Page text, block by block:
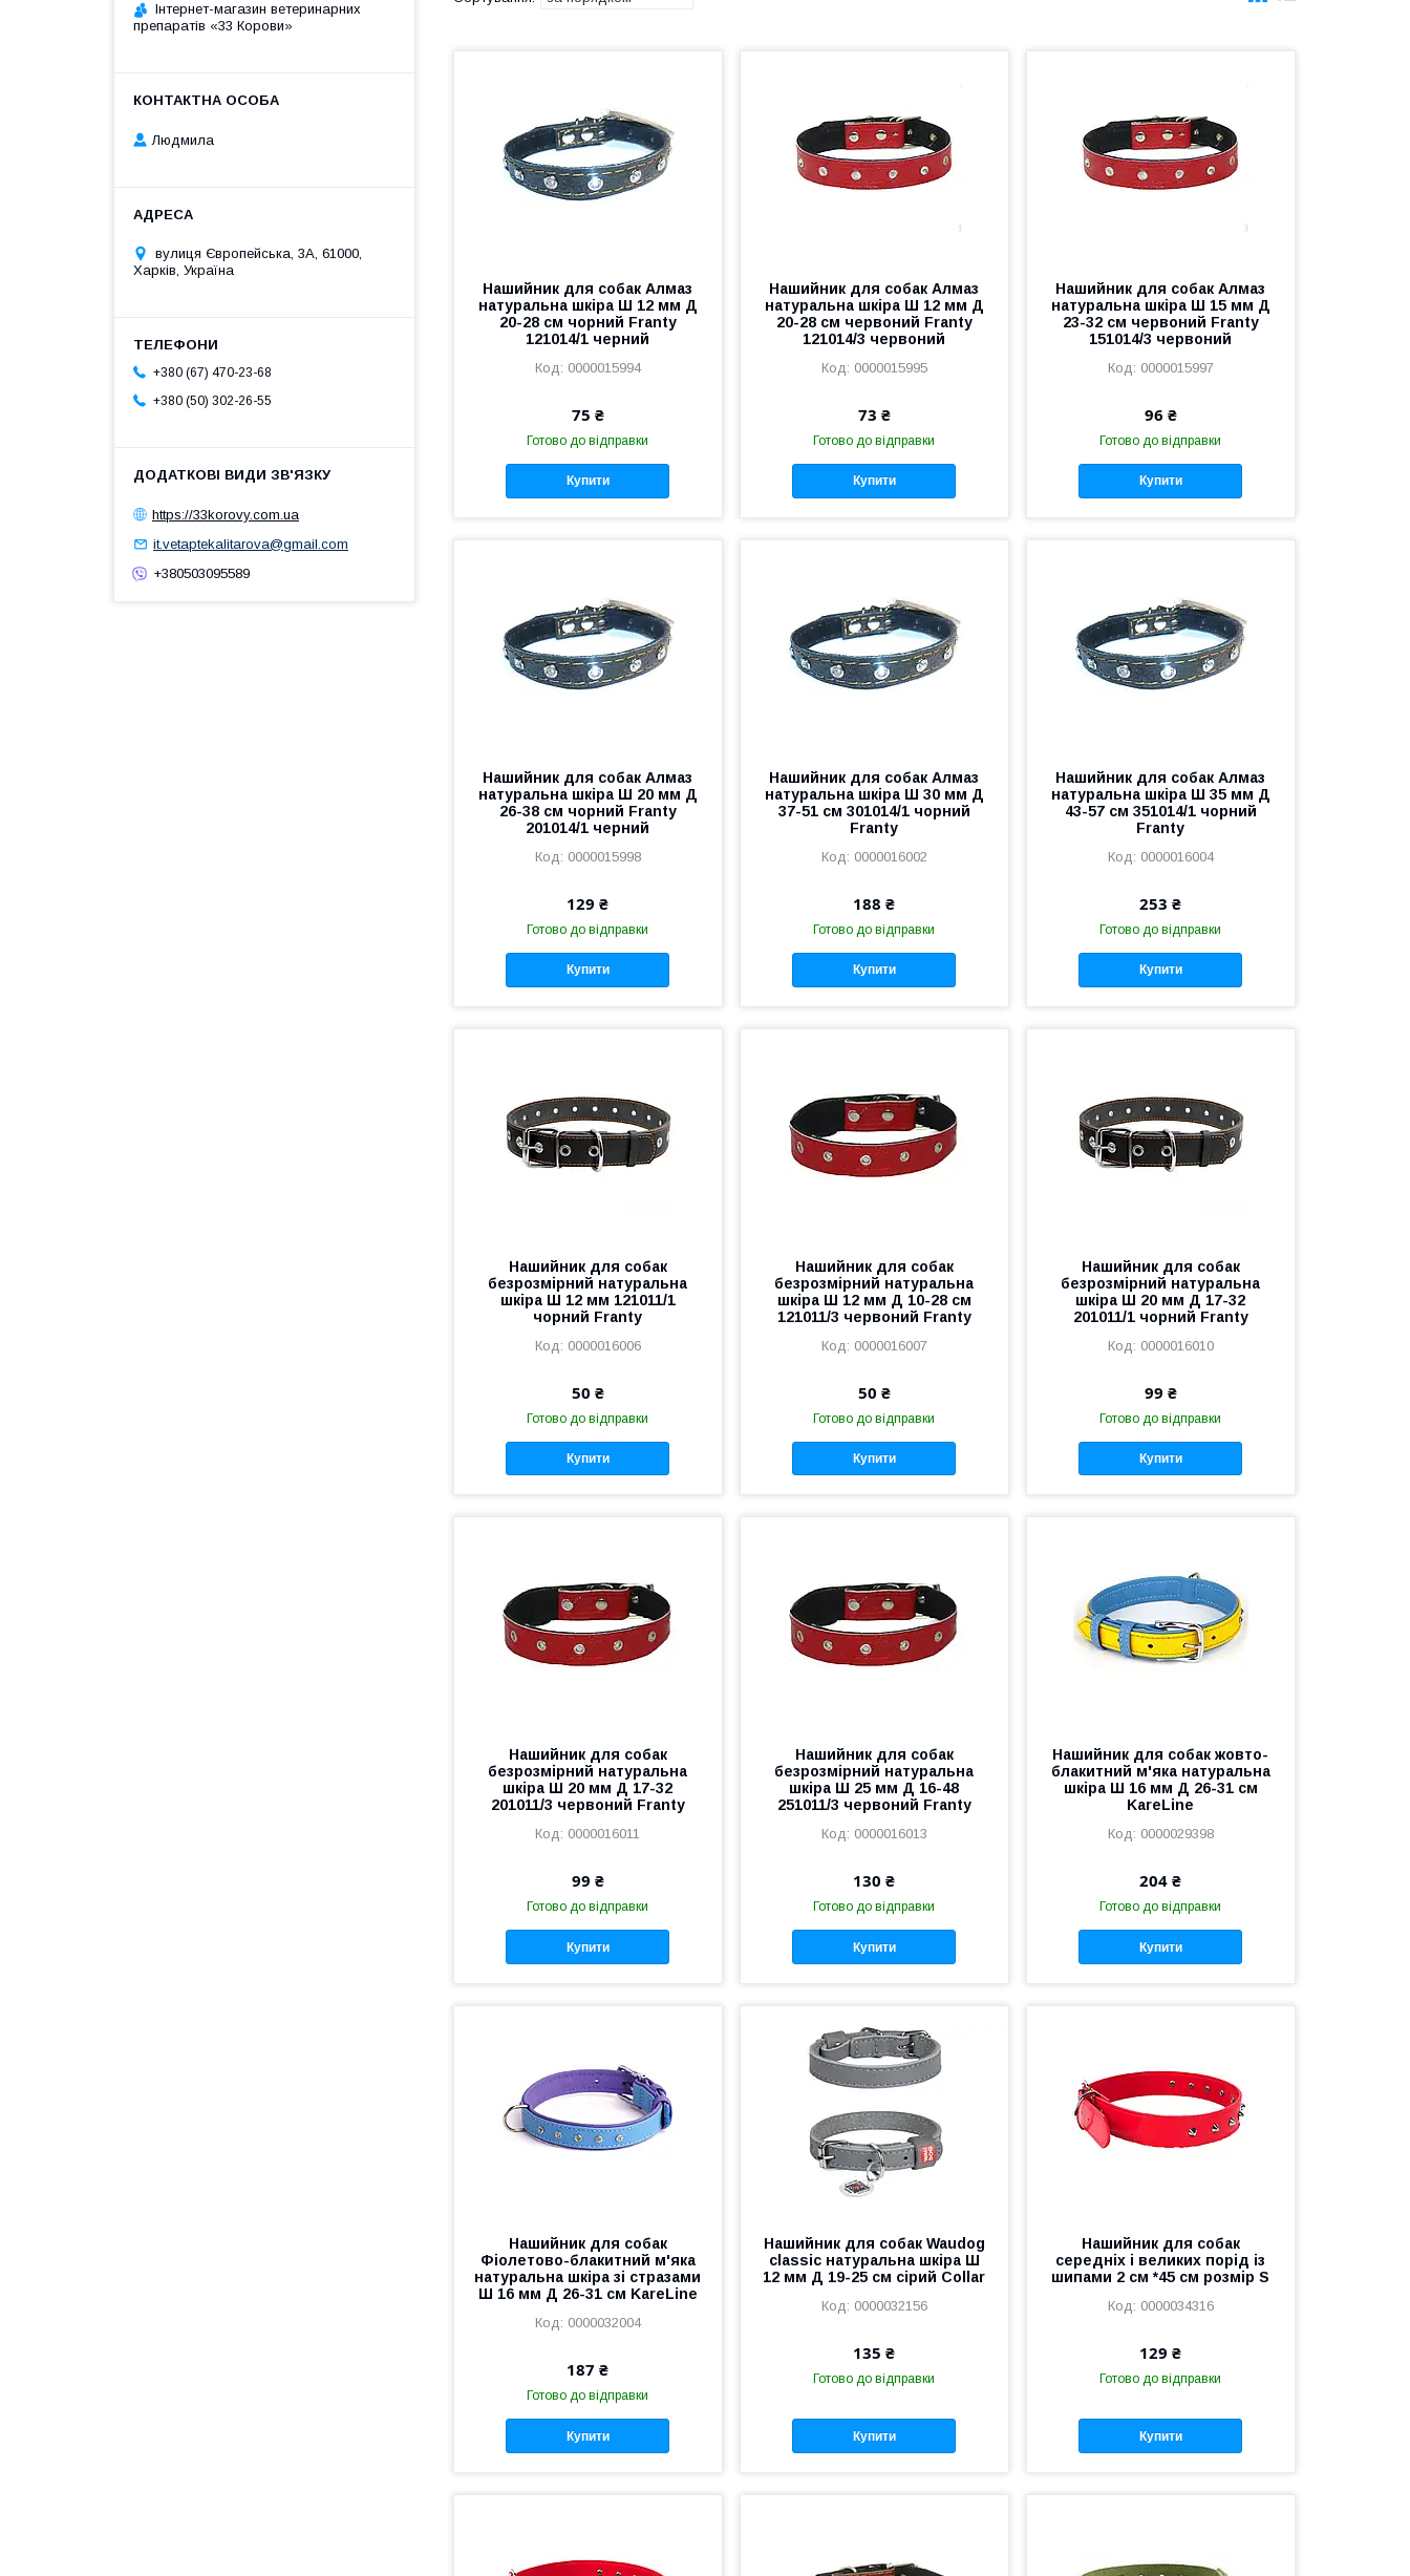
Нашийник для собак Алмаз
натуральна шкіра Ш 12 мм Д
20-28 см чорний Franty
121014/1 черний
0000015994
75 ₴
Готово до відправки
Купити
Нашийник для собак Алмаз
натуральна шкіра Ш 12 мм Д
20-28 см червоний Franty
121014/3 червоний
0000015995
73 ₴
Готово до відправки
Купити
Нашийник для собак Алмаз
натуральна шкіра Ш 15 мм Д
23-32 см червоний Franty
151014/3 червоний
0000015997
96 ₴
Готово до відправки
Купити
Нашийник для собак Алмаз
натуральна шкіра Ш 20 мм Д
26-38 см чорний Franty
201014/1 черний
0000015998
129 ₴
Готово до відправки
Купити
Нашийник для собак Алмаз
натуральна шкіра Ш 30 мм Д
37-51 см 301014/1 чорний
Franty
0000016002
188 ₴
Готово до відправки
Купити
Нашийник для собак Алмаз
натуральна шкіра Ш 35 мм Д
43-57 см 351014/1 чорний
Franty
0000016004
253 ₴
Готово до відправки
Купити
Нашийник для собак
безрозмірний натуральна
шкіра Ш 12 мм 121011/1
чорний Franty
0000016006
50 ₴
Готово до відправки
Купити
Нашийник для собак
безрозмірний натуральна
шкіра Ш 12 мм Д 10-28 см
121011/3 червоний Franty
0000016007
50 ₴
Готово до відправки
Купити
Нашийник для собак
безрозмірний натуральна
шкіра Ш 20 мм Д 17-32
201011/1 чорний Franty
0000016010
99 ₴
Готово до відправки
Купити
Нашийник для собак
безрозмірний натуральна
шкіра Ш 20 мм Д 17-32
201011/3 червоний Franty
0000016011
99 ₴
Готово до відправки
Купити
Нашийник для собак
безрозмірний натуральна
шкіра Ш 25 мм Д 16-48
251011/3 червоний Franty
0000016013
130 ₴
Готово до відправки
Купити
Нашийник для собак жовто-
блакитний м'яка натуральна
шкіра Ш 16 мм Д 26-31 см
KareLine
0000029398
204 ₴
Готово до відправки
Купити
Нашийник для собак
Фіолетово-блакитний м'яка
натуральна шкіра зі стразами
Ш 16 мм Д 26-31 см KareLine
0000032004
187 ₴
Готово до відправки
Купити
Нашийник для собак Waudog
classic натуральна шкіра Ш
12 мм Д 19-25 см сірий Collar
0000032156
135 ₴
Готово до відправки
Купити
Нашийник для собак
середніх і великих порід із
шипами 2 см *45 см розмір S
0000034316
129 ₴
Готово до відправки
Купити
Інтернет-магазин ветеринарних
препаратів «33 Корови»
Людмила
вулиця Європейська, 3А, 61000,
Харків, Україна
+380 (67) 470-23-68
+380 (50) 302-26-55
https://33korovy.com.ua
it.vetaptekalitarova@gmail.com
+380503095589